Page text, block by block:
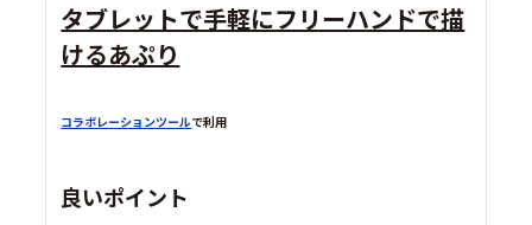
タブレットで手軽にフリーハンドで描
けるあぷり
コラボレーションツールで利用
良いポイント